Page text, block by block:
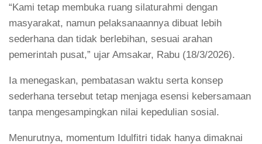
“Kami tetap membuka ruang silaturahmi dengan
masyarakat, namun pelaksanaannya dibuat lebih
sederhana dan tidak berlebihan, sesuai arahan
pemerintah pusat,” ujar Amsakar, Rabu (18/3/2026).
Ia menegaskan, pembatasan waktu serta konsep
sederhana tersebut tetap menjaga esensi kebersamaan
tanpa mengesampingkan nilai kepedulian sosial.
Menurutnya, momentum Idulfitri tidak hanya dimaknai